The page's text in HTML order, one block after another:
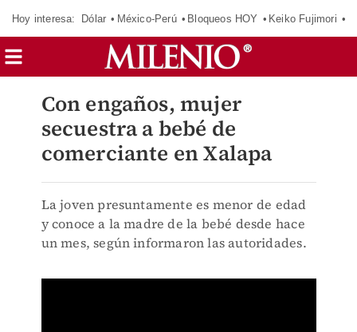
Hoy interesa: Dólar México-Perú Bloqueos HOY Keiko Fujimori
Con engaños, mujer
secuestra a bebé de
comerciante en Xalapa
La joven presuntamente es menor de edad
y conoce a la madre de la bebé desde hace
un mes, según informaron las autoridades.